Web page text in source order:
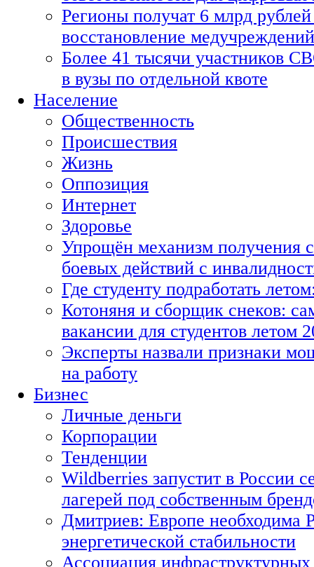
Регионы получат 6 млрд рублей
восстановление медучреждений
Более 41 тысячи участников
в вузы по отдельной квоте
Население
Общественность
Происшествия
Жизнь
Оппозиция
Интернет
Здоровье
Упрощён механизм получения
боевых действий с
Где студенту подработать
Котоняня и сборщик снеков:
вакансии для студентов летом
Эксперты назвали признаки
на работу
Бизнес
Личные деньги
Корпорации
Тенденции
Wildberries запустит в России
лагерей под собственным
Дмитриев: Европе необходима
энергетической стабильности
Ассоциация